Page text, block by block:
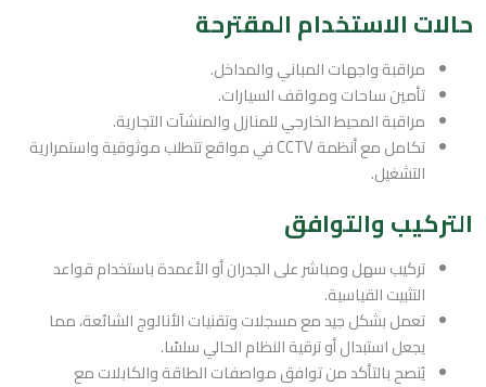
حالات الاستخدام المقترحة
مراقبة واجهات المباني والمداخل.
تأمين ساحات ومواقف السيارات.
مراقبة المحيط الخارجي للمنازل والمنشآت التجارية.
تكامل مع أنظمة CCTV في مواقع تتطلب موثوقية واستمرارية
التشغيل.
التركيب والتوافق
تركيب سهل ومباشر على الجدران أو الأعمدة باستخدام قواعد
التثبيت القياسية.
تعمل بشكل جيد مع مسجلات وتقنيات الأنالوج الشائعة، مما
يجعل استبدال أو ترقية النظام الحالي سلسًا.
يُنصح بالتأكد من توافق مواصفات الطاقة والكابلات مع